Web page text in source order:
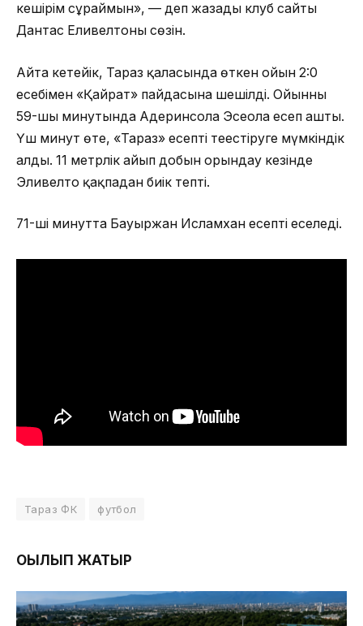
кешірім сұраймын», — деп жазады клуб сайты
Дантас Еливелтоның сөзін.
Айта кетейік, Тараз қаласында өткен ойын 2:0
есебімен «Қайрат» пайдасына шешілді. Ойынның
59-шы минутында Адеринсола Эсеола есеп ашты.
Үш минут өте, «Тараз» есепті теңестіруге мүмкіндік
алды. 11 метрлік айып добын орындау кезінде
Эливелто қақпадан биік тепті.
71-ші минутта Бауыржан Исламхан есепті еселеді.
Тараз ФК футбол
ОҚЫЛЫП ЖАТЫР